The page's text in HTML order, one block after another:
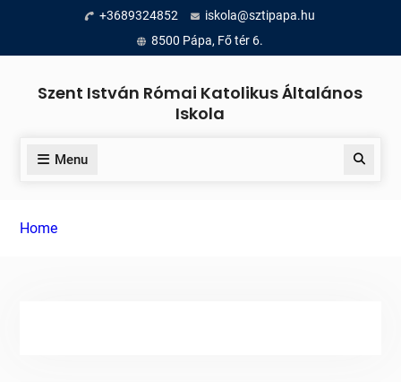
content
+3689324852
iskola@sztipapa.hu
8500 Pápa, Fő tér 6.
Szent István Római Katolikus Általános
Iskola
Menu Search
Home